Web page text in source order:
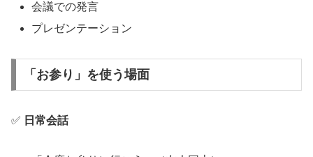
会議での発言
プレゼンテーション
「お参り」を使う場面
✅ 日常会話